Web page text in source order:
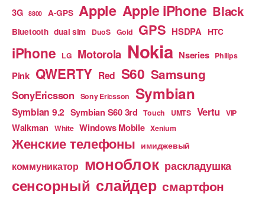
3G 8800 A-GPS Apple Apple iPhone Black
Bluetooth dual sim DuoS Gold GPS HSDPA HTC
iPhone LG Motorola Nokia Nseries Philips
Pink QWERTY Red S60 Samsung
SonyEricsson Sony Ericsson Symbian
Symbian 9.2 Symbian S60 3rd Touch UMTS Vertu VIP
Walkman White Windows Mobile Xenium
Женские телефоны имиджевый
коммуникатор моноблок раскладушка
сенсорный слайдер смартфон